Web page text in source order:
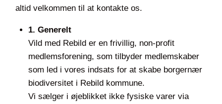
altid velkommen til at kontakte os.
1. Generelt
Vild med Rebild er en frivillig, non-profit
medlemsforening, som tilbyder medlemskaber
som led i vores indsats for at skabe borgernær
biodiversitet i Rebild kommune.
Vi sælger i øjeblikket ikke fysiske varer via